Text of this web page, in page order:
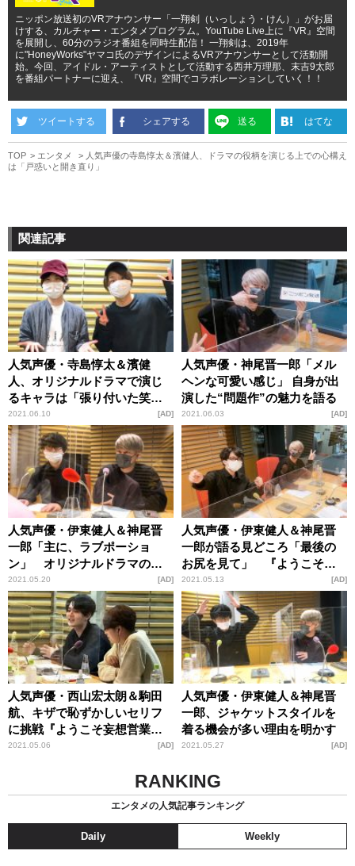
ニッポン放送初のVRアナウンサー「一翔剣（いっしょう・けん）」がお届
けする、カルチャー・エンタメプログラム。YouTube Live上に『VR』空間
を展開し、60分のラジオ番組を同時生配信！ 一翔剣は、2019年
に"HoneyWorks"ヤマコ氏のデザインによるVRアナウンサーとして活動開
始。今回、アイドル・アーティストとして活動する西井万理那、末吉9太郎
を番組パートナーに迎え、『VR』空間でコラボレーションしていく！！
ツイートする シェアする 送る はてな
TOP エンタメ
人気声優の寺島惇太＆濱健人、ドラマの役柄を演じる上での心構え
は「戸惑いと開き直り」
関連記事
人気声優・寺島惇太＆濱健
人、オリジナルドラマで演じ
るキャラは「張り付いた笑
顔」と「空気を読まない系」
2021.06.10 AD
人気声優・神尾晋一郎「メル
ヘンな可愛い感じ」 自身が出
演した“問題作”の魅力を語る
2021.06.03 AD
人気声優・伊東健人＆神尾晋
一郎「主に、ラブポーショ
ン」 オリジナルドラマの魅
力を語る
2021.05.20 AD
人気声優・伊東健人＆神尾晋
一郎が語る見どころ「最後の
お尻を見て」 『ようこそ妄
想営業部へ』を特集
2021.05.13 AD
人気声優・西山宏太朗＆駒田
航、キザで恥ずかしいセリフ
に挑戦『ようこそ妄想営業部
へ 』を特集
2021.05.06 AD
人気声優・伊東健人＆神尾晋
一郎、ジャケットスタイルを
着る機会が多い理由を明かす
2021.05.27 AD
RANKING
エンタメの人気記事ランキング
Daily Weekly